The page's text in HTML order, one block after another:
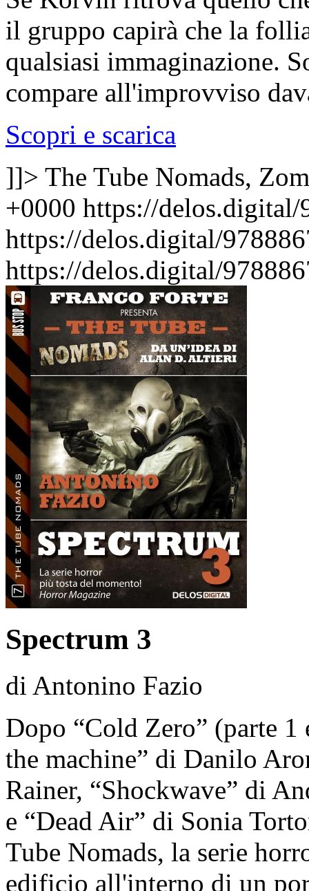
il gruppo capirà che la
qualsiasi immaginazione.
compare all'improvviso
Scopri e scarica
]]> The Tube Nomads,
+0000 https://delos.digital/
https://delos.digital/
https://delos.digital/
Spectrum 3
di Antonino Fazio
Dopo “Cold Zero” (parte
the machine” di Danilo
Rainer, “Shockwave” di
e “Dead Air” di Sonia
Tube Nomads, la serie
edificio all'interno di un